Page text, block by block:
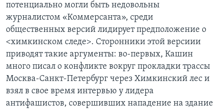
потенциально могли быть недовольны
журналистом «Коммерсанта», среди
общественных версий лидирует предположение о
<химкинском следе>. Сторонники этой версиии
приводят такие аргументы: во-первых, Кашин
много писал о конфликте вокруг прокладки трассы
Москва-Санкт-Петербург через Химкинский лес и
взял в свое время интервью у лидера
антифашистов, совершивших нападение на здание